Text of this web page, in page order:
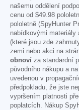
našemu oddělení
cenu od $49.98
pololetně (SpyHunter
nabídkovými materiály
(které jsou zde
zemi nebo akci na
obnoví za standardní
původního nákupu a
uvedenou v
předpokladu, že jste
vypršením platnosti
poplatcích. Nákup